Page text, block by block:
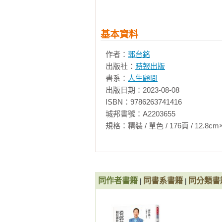
那時第二屆亞洲籃球錦標賽在台北
想看亞洲盃，鼓起勇氣問父親可不
父親答應了我，但當時我覺得並不
也是一筆奢侈的開銷。
沒想到，父親真的履行承諾，他透
號的謝恆夫與14號的孫孝增，對決
現在回過頭想，那時觀看比賽拚命
基本資料
作者： 郭台銘
出版社： 時報出版
書系： 人生顧問
出版日期：2023-08-08
ISBN：9786263741416
城邦書號：A2203655
規格：精裝 / 單色 / 176頁 /
同作者書籍 同書系書籍 同分類書